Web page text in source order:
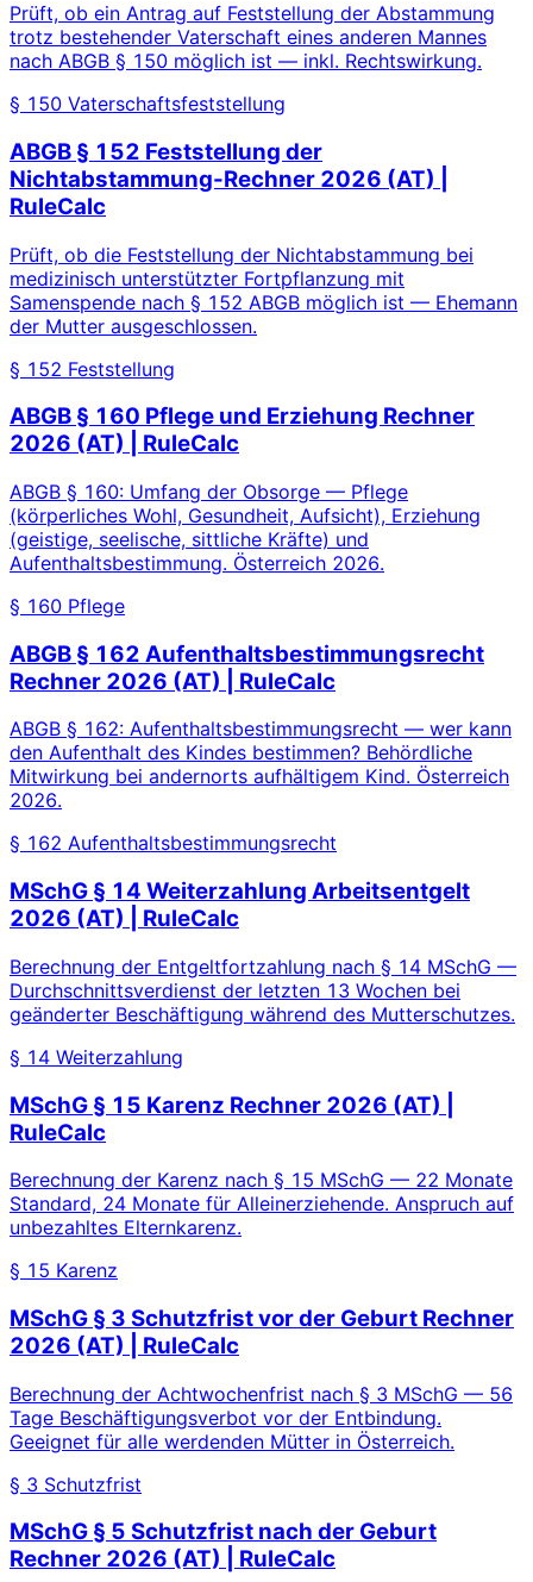
Prüft, ob ein Antrag auf Feststellung der Abstammung
trotz bestehender Vaterschaft eines anderen Mannes
nach ABGB § 150 möglich ist — inkl. Rechtswirkung.
§ 150 Vaterschaftsfeststellung
ABGB § 152 Feststellung der
Nichtabstammung-Rechner 2026 (AT) |
RuleCalc
Prüft, ob die Feststellung der Nichtabstammung bei
medizinisch unterstützter Fortpflanzung mit
Samenspende nach § 152 ABGB möglich ist — Ehemann
der Mutter ausgeschlossen.
§ 152 Feststellung
ABGB § 160 Pflege und Erziehung Rechner
2026 (AT) | RuleCalc
ABGB § 160: Umfang der Obsorge — Pflege
(körperliches Wohl, Gesundheit, Aufsicht), Erziehung
(geistige, seelische, sittliche Kräfte) und
Aufenthaltsbestimmung. Österreich 2026.
§ 160 Pflege
ABGB § 162 Aufenthaltsbestimmungsrecht
Rechner 2026 (AT) | RuleCalc
ABGB § 162: Aufenthaltsbestimmungsrecht — wer kann
den Aufenthalt des Kindes bestimmen? Behördliche
Mitwirkung bei andernorts aufhältigem Kind. Österreich
2026.
§ 162 Aufenthaltsbestimmungsrecht
MSchG § 14 Weiterzahlung Arbeitsentgelt
2026 (AT) | RuleCalc
Berechnung der Entgeltfortzahlung nach § 14 MSchG —
Durchschnittsverdienst der letzten 13 Wochen bei
geänderter Beschäftigung während des Mutterschutzes.
§ 14 Weiterzahlung
MSchG § 15 Karenz Rechner 2026 (AT) |
RuleCalc
Berechnung der Karenz nach § 15 MSchG — 22 Monate
Standard, 24 Monate für Alleinerziehende. Anspruch auf
unbezahltes Elternkarenz.
§ 15 Karenz
MSchG § 3 Schutzfrist vor der Geburt Rechner
2026 (AT) | RuleCalc
Berechnung der Achtwochenfrist nach § 3 MSchG — 56
Tage Beschäftigungsverbot vor der Entbindung.
Geeignet für alle werdenden Mütter in Österreich.
§ 3 Schutzfrist
MSchG § 5 Schutzfrist nach der Geburt
Rechner 2026 (AT) | RuleCalc